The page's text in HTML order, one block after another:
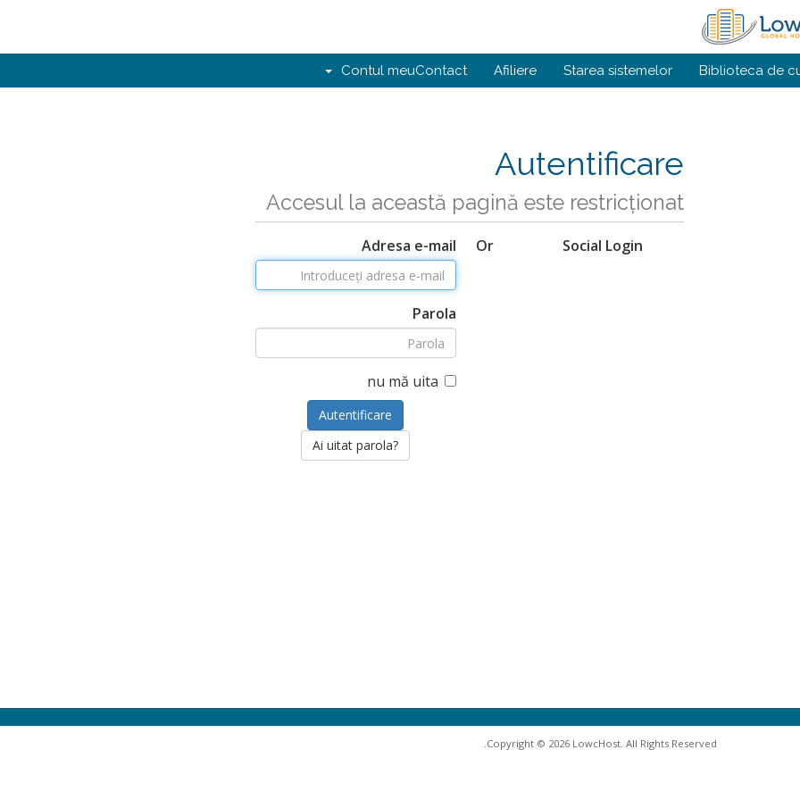
Biblioteca de
Starea sistemelor
Afiliere
Contact
Contul meu
Autentificare
Accesul la această pagină este restricționat
Social Login
Or
Adresa e-mail
Parola
nu mă uita
Ai uitat parola?
Copyright © 2026 LowcHost. All Rights Reserved.